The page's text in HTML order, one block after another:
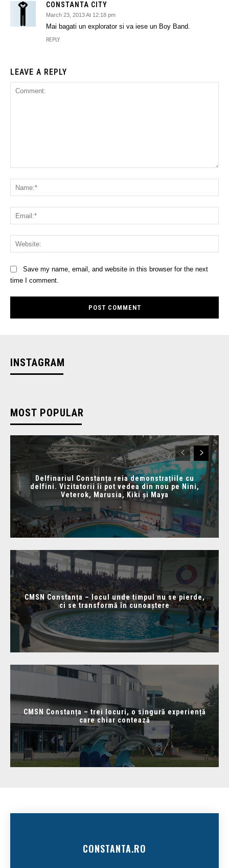
CONSTANTA CITY
March 23, 2013 At 12:18 pm
Mai bagati un explorator si va iese un Boy Band.
REPLY
LEAVE A REPLY
Save my name, email, and website in this browser for the next
time I comment.
INSTAGRAM
MOST POPULAR
Delfinariul Constanța reia demonstrațiile cu
delfini. Vizitatorii îi pot vedea din nou pe Nini,
Veterok, Marusia, Kiki și Maya
CMSN Constanța – locul unde timpul nu se pierde,
ci se transformă în cunoaștere
CMSN Constanța – trei locuri, o singură experiență
care chiar contează
CONSTANTA.RO